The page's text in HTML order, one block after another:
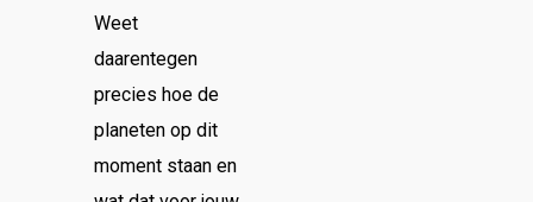
Weet
daarentegen
precies hoe de
planeten op dit
moment staan en